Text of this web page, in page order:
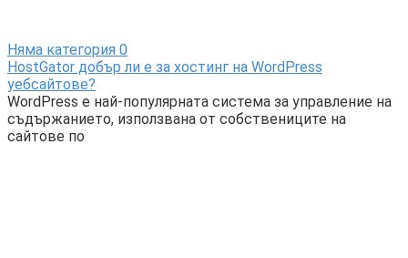
Няма категория 0
HostGator добър ли е за хостинг на WordPress
уебсайтове?
WordPress е най-популярната система за управление на
съдържанието, използвана от собствениците на
сайтове по